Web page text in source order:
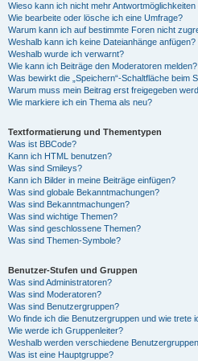
Wieso kann ich nicht mehr Antwortmöglichkeiten
Wie bearbeite oder lösche ich eine Umfrage?
Warum kann ich auf bestimmte Foren nicht
Weshalb kann ich keine Dateianhänge anfügen?
Weshalb wurde ich verwarnt?
Wie kann ich Beiträge den Moderatoren melden?
Was bewirkt die „Speichern“-Schaltfläche beim
Warum muss mein Beitrag erst freigegeben
Wie markiere ich ein Thema als neu?
Textformatierung und Thementypen
Was ist BBCode?
Kann ich HTML benutzen?
Was sind Smileys?
Kann ich Bilder in meine Beiträge einfügen?
Was sind globale Bekanntmachungen?
Was sind Bekanntmachungen?
Was sind wichtige Themen?
Was sind geschlossene Themen?
Was sind Themen-Symbole?
Benutzer-Stufen und Gruppen
Was sind Administratoren?
Was sind Moderatoren?
Was sind Benutzergruppen?
Wo finde ich die Benutzergruppen und wie trete
Wie werde ich Gruppenleiter?
Weshalb werden verschiedene
Was ist eine Hauptgruppe?